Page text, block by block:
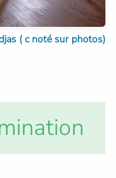
( c noté sur photos)